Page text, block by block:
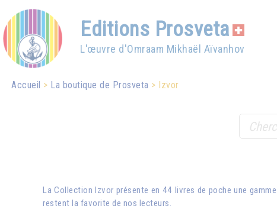
Editions Prosveta
L'œuvre d'Omraam Mikhaël Aïvanhov
Accueil La boutique de Prosveta Izvor
La Collection Izvor présente en 44 livres de poche une
restent la favorite de nos lecteurs.